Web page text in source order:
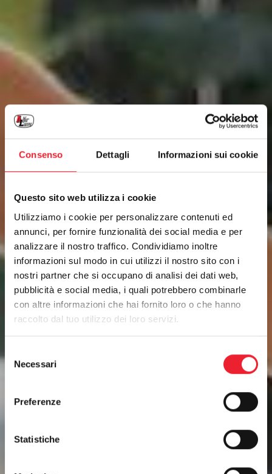
Consenso Dettagli Informazioni sui cookie
Questo sito web utilizza i cookie
Utilizziamo i cookie per personalizzare contenuti ed
annunci, per fornire funzionalità dei social media e per
analizzare il nostro traffico. Condividiamo inoltre
informazioni sul modo in cui utilizzi il nostro sito con i
nostri partner che si occupano di analisi dei dati web,
pubblicità e social media, i quali potrebbero combinarle
con altre informazioni che hai fornito loro o che hanno
raccolto dal tuo utilizzo dei loro servizi.
delNecessari
Preferenze
Statistiche